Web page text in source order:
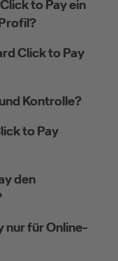
to Pay ein
Click to Pay
Kontrolle?
to Pay
den
nur für Online-